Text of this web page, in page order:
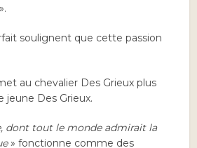
soulignent que cette passion
au chevalier Des Grieux plus
jeune Des Grieux.
dont tout le monde admirait la
» fonctionne comme des